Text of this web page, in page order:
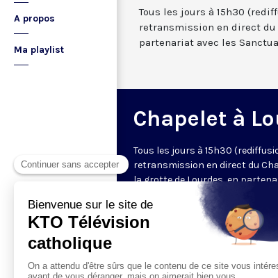
A propos
Ma playlist
Tous les jours à 15h30
retransmission en direct du
partenariat avec les
Chapelet à
Tous les jours à 15h30
retransmission en direct du
la grotte de Lourdes, en
Sanctuaires. Chaque jour, l'une
méditations des mystères du
proposée en communion de
Visiter la page de